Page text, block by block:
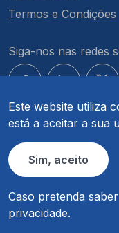
Este website utiliza
está a aceitar a sua
Sim, aceito
Caso pretenda
privacidade.
Termos e Condições
Siga-nos nas redes
© COMPETE 2030.